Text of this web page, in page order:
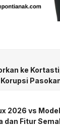
ke
2026 vs
dan Fitur